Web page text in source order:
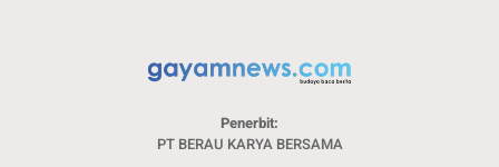
Penerbit:
PT BERAU KARYA BERSAMA